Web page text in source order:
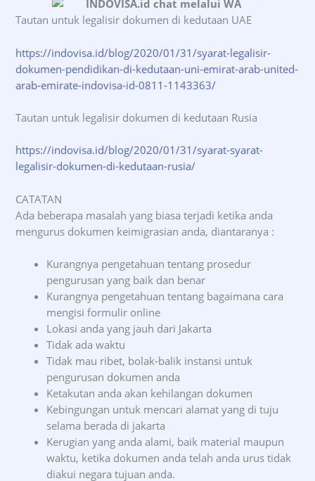
Tautan untuk legalisir dokumen di kedutaan UAE
https://indovisa.id/blog/2020/01/31/syarat-legalisir-
dokumen-pendidikan-di-kedutaan-uni-emirat-arab-united-
arab-emirate-indovisa-id-0811-1143363/
Tautan untuk legalisir dokumen di kedutaan Rusia
https://indovisa.id/blog/2020/01/31/syarat-syarat-
legalisir-dokumen-di-kedutaan-rusia/
CATATAN
Ada beberapa masalah yang biasa terjadi ketika anda
mengurus dokumen keimigrasian anda, diantaranya :
Kurangnya pengetahuan tentang prosedur
pengurusan yang baik dan benar
Kurangnya pengetahuan tentang bagaimana cara
mengisi formulir online
Lokasi anda yang jauh dari Jakarta
Tidak ada waktu
Tidak mau ribet, bolak-balik instansi untuk
pengurusan dokumen anda
Ketakutan anda akan kehilangan dokumen
Kebingungan untuk mencari alamat yang di tuju
selama berada di jakarta
Kerugian yang anda alami, baik material maupun
waktu, ketika dokumen anda telah anda urus tidak
diakui negara tujuan anda.